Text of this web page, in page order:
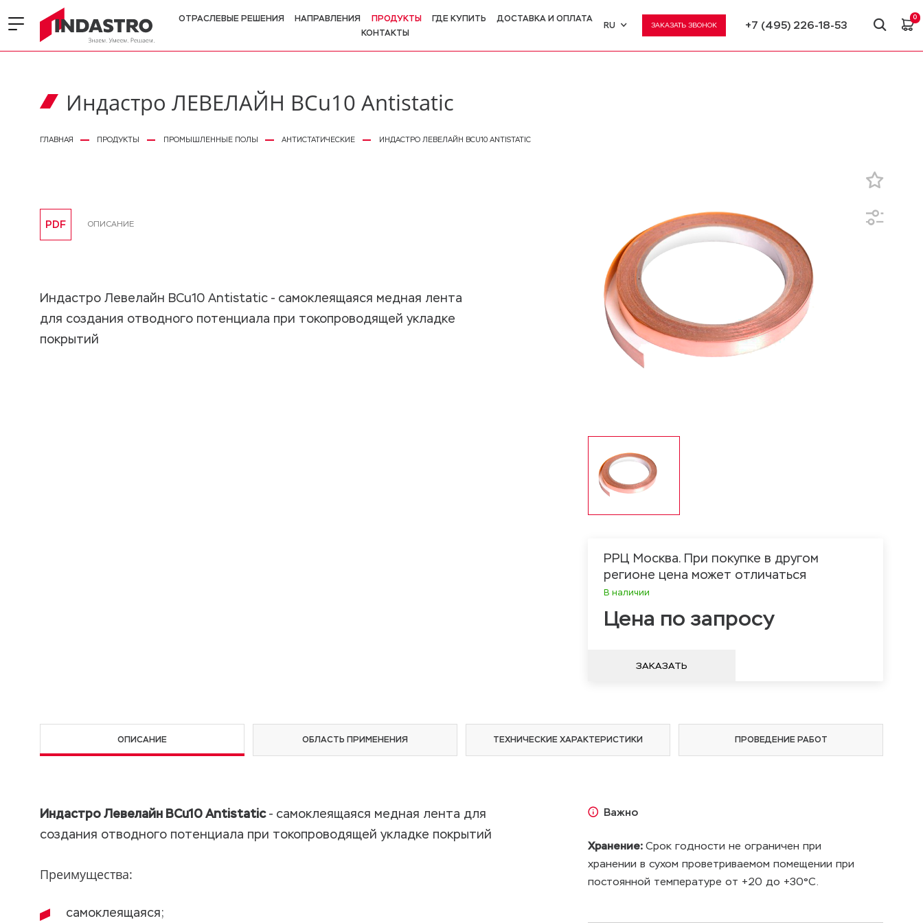
ОТРАСЛЕВЫЕ РЕШЕНИЯ НАПРАВЛЕНИЯ ПРОДУКТЫ ГДЕ КУПИТЬ
ДОСТАВКА И ОПЛАТА
КОНТАКТЫ
RU
RU
ЗАКАЗАТЬ ЗВОНОК +7 (495) 226-18-53
0
Индастро ЛЕВЕЛАЙН BCu10 Antistatic
ГЛАВНАЯ ПРОДУКТЫ ПРОМЫШЛЕННЫЕ ПОЛЫ АНТИСТАТИЧЕСКИЕ ИНДАСТРО ЛЕВЕЛАЙН BCU10 ANTISTATIC
PDF ОПИСАНИЕ
Индастро Левелайн BCu10 Antistatic - самоклеящаяся медная лента
для создания отводного потенциала при токопроводящей укладке
покрытий
РРЦ Москва. При покупке в другом
регионе цена может отличаться
В наличии
Цена по запросу
ЗАКАЗАТЬ
ОПИСАНИЕ ОБЛАСТЬ ПРИМЕНЕНИЯ ТЕХНИЧЕСКИЕ ХАРАКТЕРИСТИКИ ПРОВЕДЕНИЕ РАБОТ
Индастро Левелайн BCu10 Antistatic- самоклеящаяся медная лента для
создания отводного потенциала при токопроводящей укладке покрытий
Преимущества:
самоклеящаяся;
Важно
Хранение:Срок годности не ограничен при
хранении в сухом проветриваемом помещении при
постоянной температуре от +20 до +30°С.